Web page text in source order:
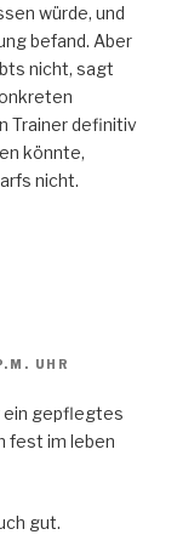
würde, und
befand. Aber
nicht, sagt
Trainer definitiv
könnte,
nicht.
UHR
ein gepflegtes
fest im leben
gut.